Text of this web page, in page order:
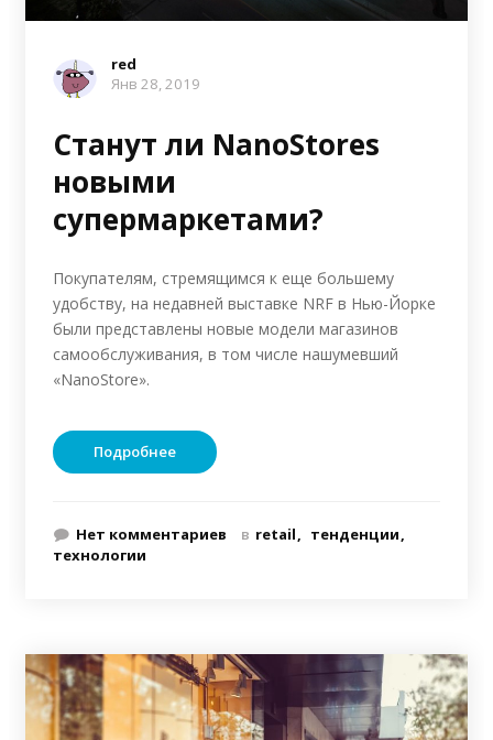
red
Янв 28, 2019
Станут ли NanoStores
новыми
супермаркетами?
Покупателям, стремящимся к еще большему
удобству, на недавней выставке NRF в Нью-Йорке
были представлены новые модели магазинов
самообслуживания, в том числе нашумевший
«NanoStore».
Подробнее
Нет комментариев в retail
тенденции
технологии